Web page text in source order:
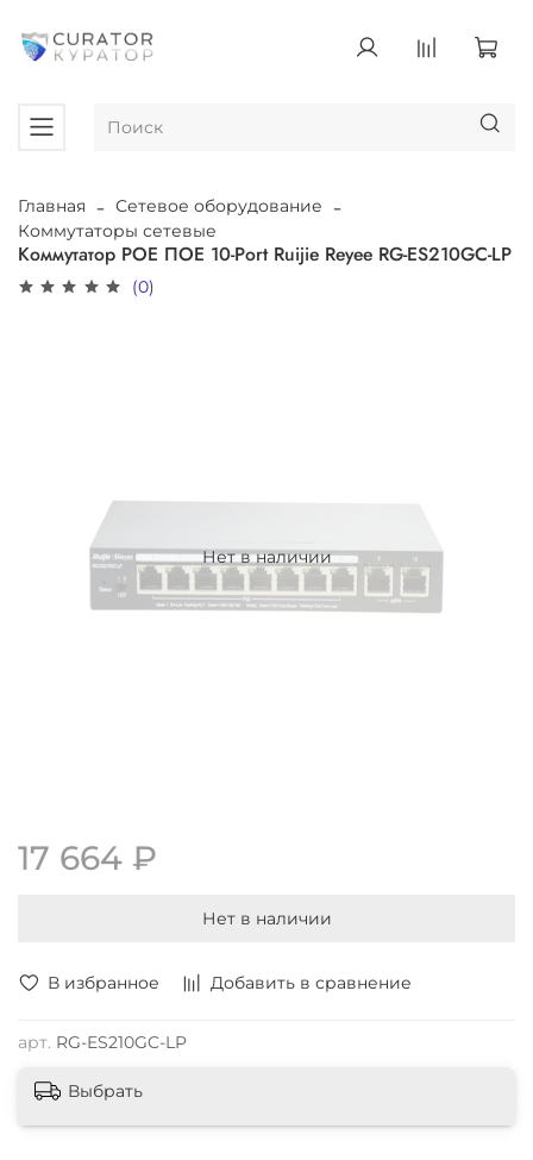
Главная
Сетевое оборудование
Коммутаторы сетевые
Коммутатор POE ПОЕ 10-Port Ruijie Reyee RG-ES210GC-LP
(0)
В избранное Добавить в сравнение
арт. RG-ES210GC-LP
Нет в наличии
17 664 ₽
Нет в наличии
Выбрать